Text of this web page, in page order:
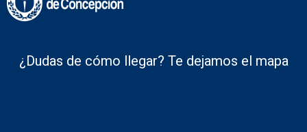
¿Dudas de cómo llegar? Te dejamos el mapa